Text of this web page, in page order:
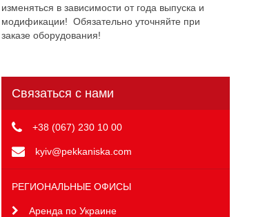
изменяться в зависимости от года выпуска и
модификации! Обязательно уточняйте при
заказе оборудования!
Связаться с нами
+38 (067) 230 10 00
kyiv@pekkaniska.com
РЕГИОНАЛЬНЫЕ ОФИСЫ
Аренда по Украине